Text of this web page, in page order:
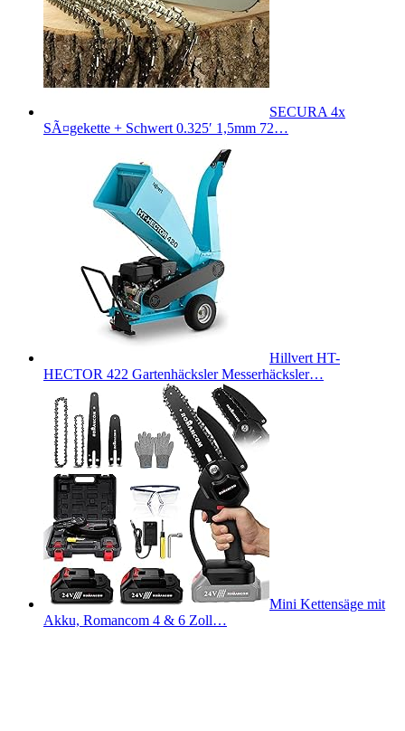
SECURA 4x
SÃ¤gekette + Schwert 0.325′ 1,5mm 72…
Hillvert HT-
HECTOR 422 Gartenhäcksler Messerhäcksler…
Mini Kettensäge mit
Akku, Romancom 4 & 6 Zoll…